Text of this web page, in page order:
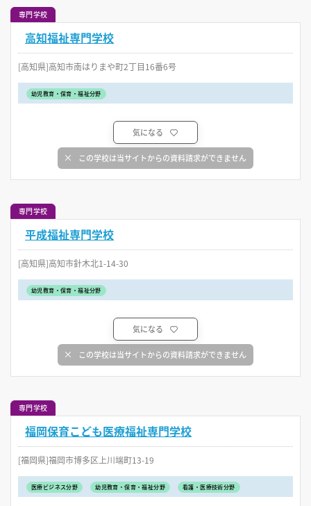
専門学校
高知福祉専門学校
[高知県]高知市南はりまや町2丁目16番6号
幼児教育・保育・福祉分野
気になる
この学校は当サイトからの資料請求ができません
専門学校
平成福祉専門学校
[高知県]高知市針木北1-14-30
幼児教育・保育・福祉分野
気になる
この学校は当サイトからの資料請求ができません
専門学校
福岡保育こども医療福祉専門学校
[福岡県]福岡市博多区上川端町13-19
医療ビジネス分野 幼児教育・保育・福祉分野 看護・医療技術分野